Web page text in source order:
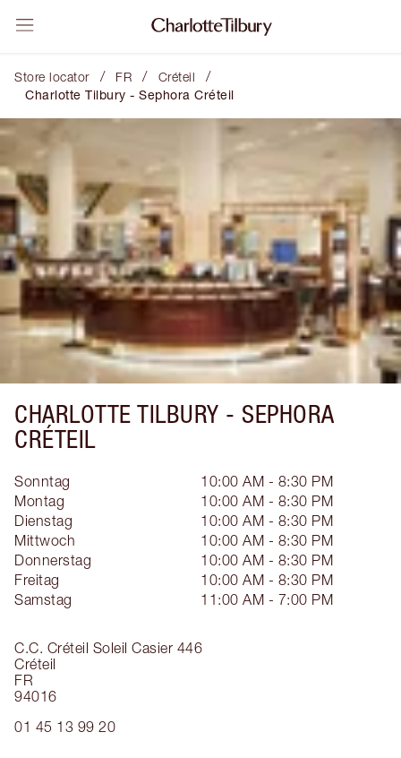
Store locator / FR / Créteil /
Charlotte Tilbury - Sephora Créteil
CHARLOTTE TILBURY - SEPHORA
CRÉTEIL
C.C. Créteil Soleil Casier 446
Créteil
FR
94016
01 45 13 99 20
Sonntag
10:00 AM - 8:30 PM
Montag
10:00 AM - 8:30 PM
Dienstag
10:00 AM - 8:30 PM
Mittwoch
10:00 AM - 8:30 PM
Donnerstag
10:00 AM - 8:30 PM
Freitag
10:00 AM - 8:30 PM
Samstag
11:00 AM - 7:00 PM